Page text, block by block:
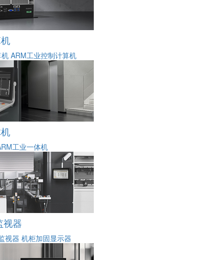
ARM工业控制计算机
工业一体机
视器
视器 机柜加固显示器